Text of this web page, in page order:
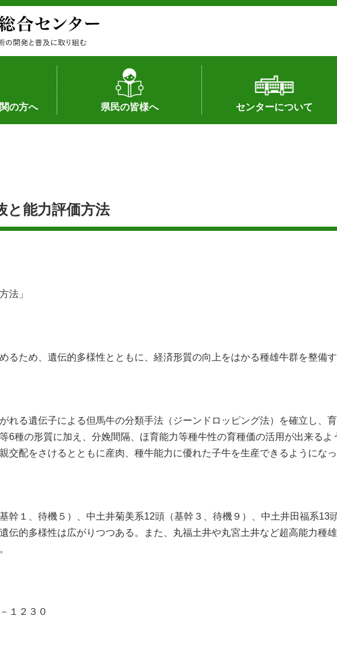
の方へ
（特許）
（品種）
の対応
応
県民の皆様へ
作物や園芸に関する新技術
畜産に関する新技術
森林林業に関する新技術
病害虫に関する新技術
食品加工に関する新技術
水産に関する新技術
作物や園芸に関する豆知識
病害虫に関する豆知識
畜産に関する豆知識
水産に関する豆知識
バイテク・農業環境・機械関係
食品加工に関する豆知識
森林林業に関する豆知識
センターについて
所長あいさつ
組織（各部署へのリンク）
アクセス
沿革
所内の施設配置図
と能力評価方法
法」
ため、遺伝的多様性とともに、経済形質の向上をはかる種雄牛群を整備す
る遺伝子による但馬牛の分類手法（ジーンドロッピング法）を確立し、
6種の形質に加え、分娩間隔、ほ育能力等種牛性の育種価の活用が出来る
交配をさけるとともに産肉、種牛能力に優れた子牛を生産できるようになっ
１、待機５）、中土井菊美系12頭（基幹３、待機９）、中土井田福系13
伝的多様性は広がりつつある。また、丸福土井や丸宮土井など超高能力種
１２３０